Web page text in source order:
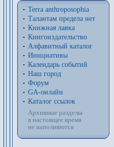
Terra anthroposophia
Талантам предела нет
Книжная лавка
Книгоиздательство
Алфавитный каталог
Инициативы
Календарь событий
Наш город
Форум
GA-онлайн
Каталог ссылок
Архивные разделы
в настоящее время
не наполняются